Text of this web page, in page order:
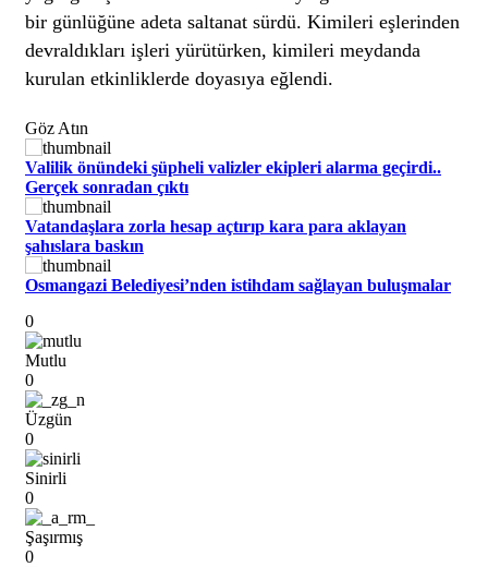
bir günlüğüne adeta saltanat sürdü. Kimileri eşlerinden
devraldıkları işleri yürütürken, kimileri meydanda
kurulan etkinliklerde doyasıya eğlendi.
Göz Atın
Valilik önündeki şüpheli valizler ekipleri alarma geçirdi..
Gerçek sonradan çıktı
Vatandaşlara zorla hesap açtırıp kara para aklayan
şahıslara baskın
Osmangazi Belediyesi’nden istihdam sağlayan buluşmalar
0
Mutlu
0
Üzgün
0
Sinirli
0
Şaşırmış
0